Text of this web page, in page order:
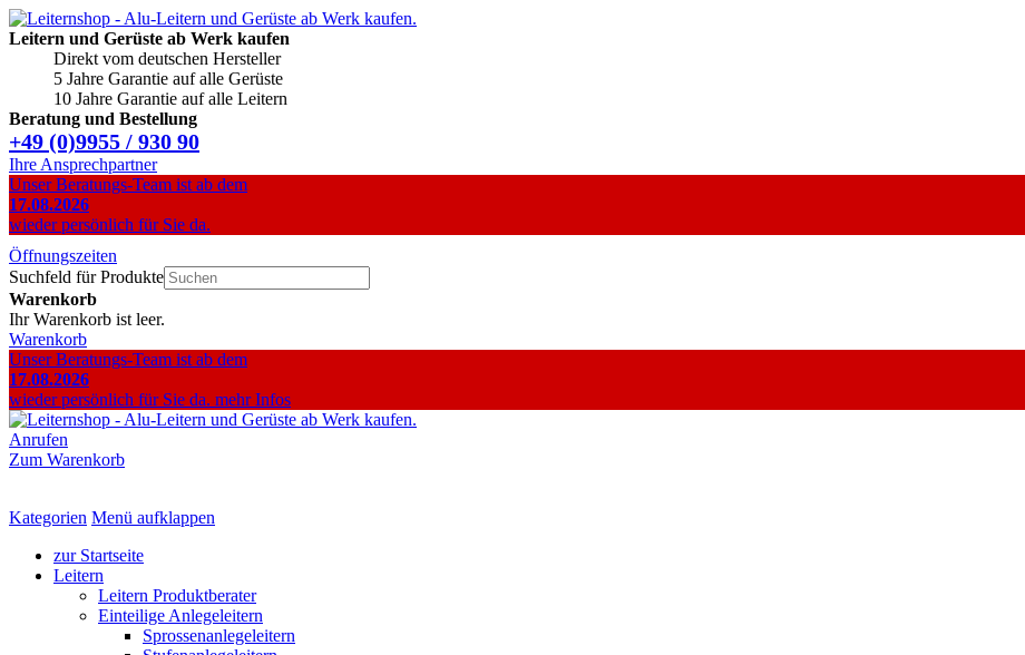
Leitern und Gerüste ab Werk kaufen
Direkt vom deutschen Hersteller
5 Jahre Garantie auf alle Gerüste
10 Jahre Garantie auf alle Leitern
Beratung und Bestellung
+49 (0)9955 / 930 90
Ihre Ansprechpartner
Unser Beratungs-Team ist ab dem
17.08.2026
wieder persönlich für Sie da.
Öffnungszeiten
Suchfeld für Produkte
Warenkorb
Ihr Warenkorb ist leer.
Warenkorb
Unser Beratungs-Team ist ab dem
17.08.2026
wieder persönlich für Sie da. mehr Infos
Anrufen
Zum Warenkorb
Kategorien Menü aufklappen
zur Startseite
Leitern
Leitern Produktberater
Einteilige Anlegeleitern
Sprossenanlegeleitern